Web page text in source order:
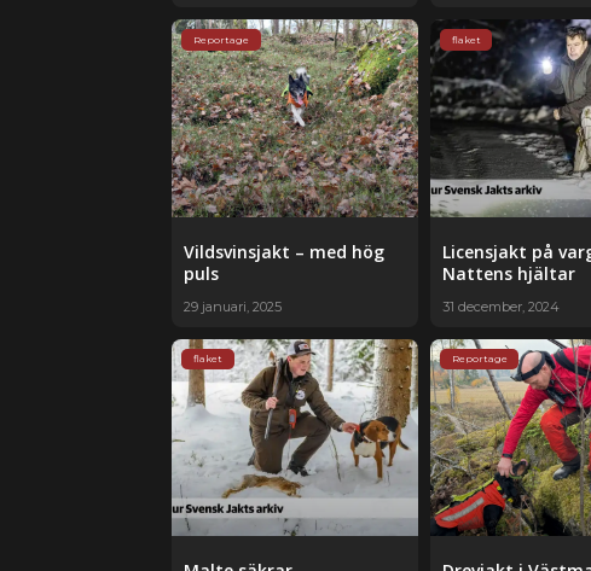
Reportage
Vildsvinsjakt – med hög
puls
29 januari, 2025
flaket
Licensjakt på
Nattens hjältar
31 december, 2024
flaket Reportage